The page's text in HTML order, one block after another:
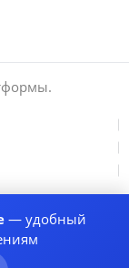
.
— удобный